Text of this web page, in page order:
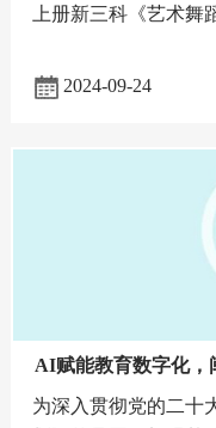
上册新三科《艺术
教
2024-09-24
AI赋能教育数字化，
为深入贯彻党的二十